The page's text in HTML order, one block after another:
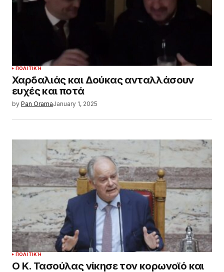
ΠΟΛΙΤΙΚΉ
Χαρδαλιάς και Δούκας ανταλλάσουν
ευχές και ποτά
by Pan OramaJanuary 1, 2025
ΠΟΛΙΤΙΚΉ
Ο Κ. Τασούλας νίκησε τον κορωνοϊό και